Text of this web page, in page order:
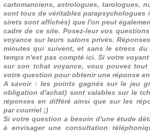
cartomanciens, astrologues, tarologues,
sont tous de véritables parapsychologues
sirets sont affichés) que l'on peut
cadre de ce site. Posez-leur vos
voyance sur leurs salons privés.
minutes qui suivent, et sans le stress du
temps n'est pas compté ici. Si votre
sur son tchat voyance, vous pouvez tout
votre question pour obtenir une réponse
A savoir : les points gagnés sur le jeu
obligation d'achat) sont valables sur le
réponses en différé ainsi que sur les
par courriel ;)
Si votre question a besoin d'une étude
à envisager une consultation